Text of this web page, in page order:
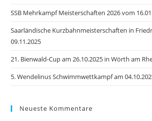
SSB Mehrkampf Meisterschaften 2026 vom
Saarländische Kurzbahnmeisterschaften in
09.11.2025
21. Bienwald-Cup am 26.10.2025 in Wörth am
5. Wendelinus Schwimmwettkampf am
Neueste Kommentare